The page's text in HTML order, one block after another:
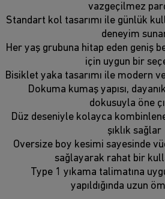
vazgeçilmez
Standart kol tasarımı ile günlük
deneyim
Her yaş grubuna hitap eden geniş
için uygun bir
Bisiklet yaka tasarımı ile modern
Dokuma kumaş yapısı,
dokusuyla öne
Düz deseniyle kolayca
şıklık sağlar
Oversize boy kesimi sayesinde
sağlayarak rahat bir
Type 1 yıkama talimatına
yapıldığında uzun